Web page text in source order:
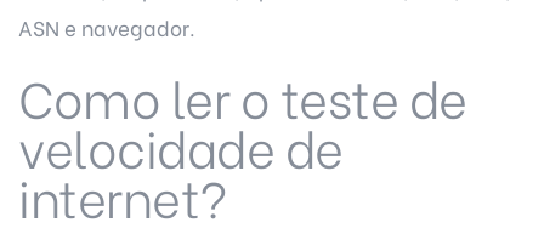
ASN e navegador.
Como ler o teste de
velocidade de
internet?